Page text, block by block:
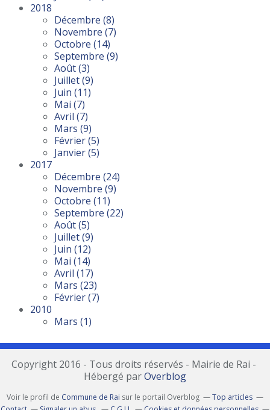
2018
Décembre (8)
Novembre (7)
Octobre (14)
Septembre (9)
Août(3)
Juillet(9)
Juin (11)
Mai (7)
Avril (7)
Mars (9)
Février(5)
Janvier(5)
2017
Décembre (24)
Novembre (9)
Octobre (11)
Septembre (22)
Août(5)
Juillet(9)
Juin (12)
Mai (14)
Avril (17)
Mars (23)
Février(7)
2010
Mars (1)
Copyright 2016 - Tous droits réservés - Mairie de Rai -
Hébergé parOverblog
Voir le profil de Commune de Rai sur le portail Overblog
Top articles